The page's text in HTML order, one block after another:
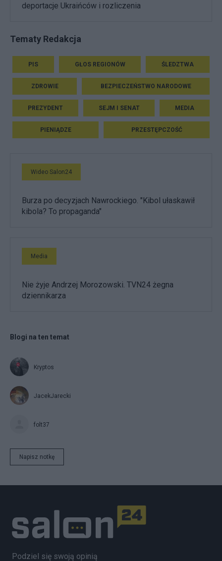
deportacje Ukraińców i rozliczenia
Tematy Redakcja
PIS GŁOS REGIONÓW ŚLEDZTWA
ZDROWIE BEZPIECZEŃSTWO NARODOWE
PREZYDENT SEJM I SENAT MEDIA
PIENIĄDZE PRZESTĘPCZOŚĆ
Wideo Salon24
Burza po decyzjach Nawrockiego. "Kibol ułaskawił
kibola? To propaganda"
Media
Nie żyje Andrzej Morozowski. TVN24 żegna
dziennikarza
Blogi na ten temat
Kryptos
JacekJarecki
folt37
Napisz notkę
Podziel się swoją opinią